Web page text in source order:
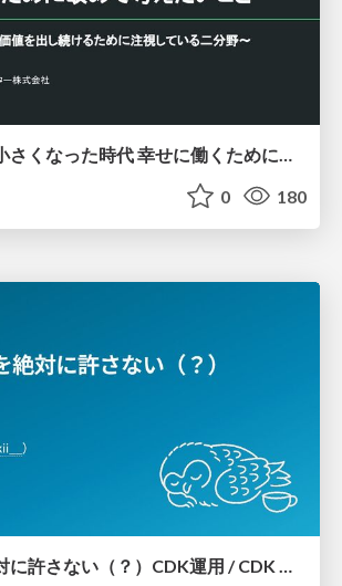
0 180
ドリフトを絶対に許さない（？）CDK運用 / CDK Ops with Zero Tolerance for Drifts (?)